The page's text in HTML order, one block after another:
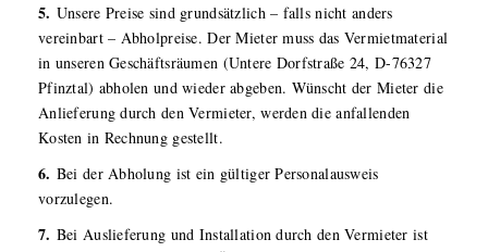
5. Unsere Preise sind grundsätzlich – falls nicht anders
vereinbart – Abholpreise. Der Mieter muss das Vermietmaterial
in unseren Geschäftsräumen (Untere Dorfstraße 24, D-76327
Pfinztal) abholen und wieder abgeben. Wünscht der Mieter die
Anlieferung durch den Vermieter, werden die anfallenden
Kosten in Rechnung gestellt.
6. Bei der Abholung ist ein gültiger Personalausweis
vorzulegen.
7. Bei Auslieferung und Installation durch den Vermieter ist